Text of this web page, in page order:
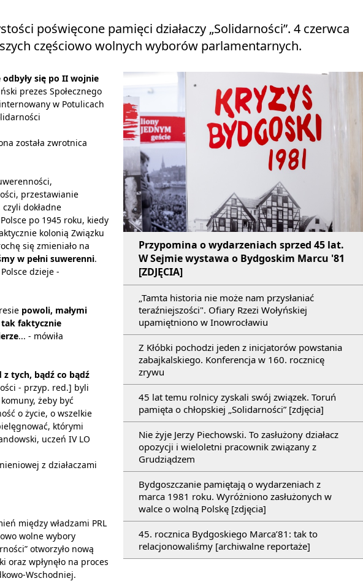
poświęcone pamięci działaczy „Solidarności”. 4 czerwca
częściowo wolnych wyborów parlamentarnych.
Przypomina o wydarzeniach sprzed 45 lat.
W Sejmie wystawa o Bydgoskim Marcu '81
[ZDJĘCIA]
„Tamta historia nie może nam przysłaniać
teraźniejszości". Ofiary Rzezi Wołyńskiej
upamiętniono w Inowrocławiu
Z Kłóbki pochodzi jeden z inicjatorów powstania
zabajkalskiego. Konferencja w 160. rocznicę
zrywu
45 lat temu rolnicy zyskali swój związek. Toruń
pamięta o chłopskiej „Solidarności” [zdjęcia]
Nie żyje Jerzy Piechowski. To zasłużony działacz
opozycji i wieloletni pracownik związany z
Grudziądzem
Bydgoszczanie pamiętają o wydarzeniach z
marca 1981 roku. Wyróżniono zasłużonych w
walce o wolną Polskę [zdjęcia]
45. rocznica Bydgoskiego Marca’81: tak to
relacjonowaliśmy [archiwalne reportaże]
się po II wojnie
prezes Społecznego
w Potulicach
została zwrotnica
przestawianie
dokładne
po 1945 roku, kiedy
kolonią Związku
się zmieniało na
w pełni suwerenni.
dzieje -
powoli, małymi
faktycznie
... - mówiła
tych, bądź co bądź
- przyp. red.] byli
żeby być
o życie, o wszelkie
którymi
uczeń IV LO
z działaczami
między władzami PRL
wolne wybory
otworzyło nową
oraz wpłynęło na proces
Wschodniej.